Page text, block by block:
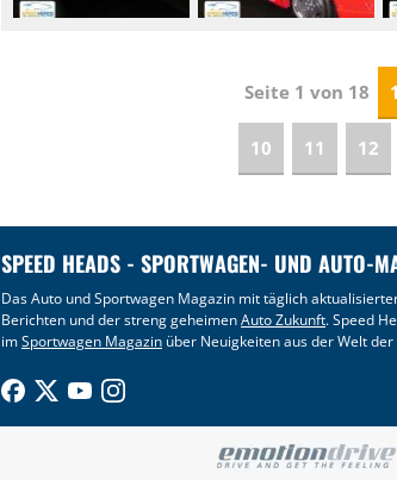
Seite 1 von 18 1
10 11 12
SPEED HEADS - SPORTWAGEN- UND AUTO-
Das Auto und Sportwagen Magazin mit täglich
Berichten und der streng geheimenAuto Zukunft. Speed
imSportwagen Magazin über Neuigkeiten aus der Welt